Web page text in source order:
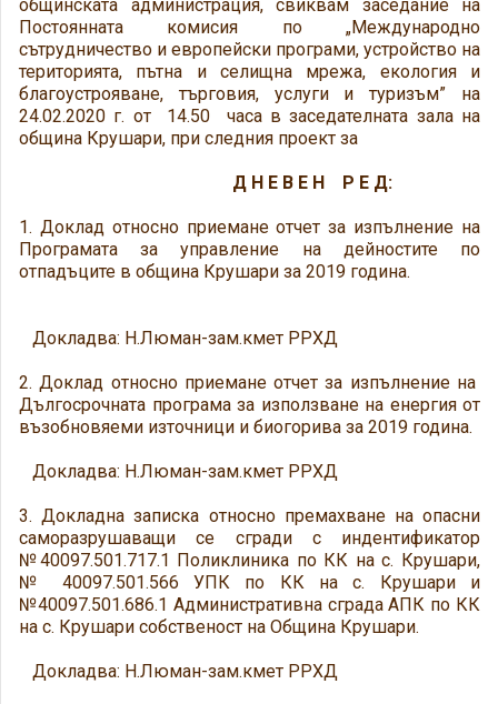
общинската администрация, свиквам заседание на
Постоянната комисия по „Международно
сътрудничество и европейски програми, устройство на
територията, пътна и селищна мрежа, екология и
благоустрояване, търговия, услуги и туризъм” на
24.02.2020 г. от 14.50 часа в заседателната зала на
община Крушари, при следния проект за
Д Н Е В Е Н Р Е Д:
1. Доклад относно приемане отчет за изпълнение на
Програмата за управление на дейностите по
отпадъците в община Крушари за 2019 година.
Докладва: Н.Люман-зам.кмет РРХД
2. Доклад относно приемане отчет за изпълнение на
Дългосрочната програма за използване на енергия от
възобновяеми източници и биогорива за 2019 година.
Докладва: Н.Люман-зам.кмет РРХД
3. Докладна записка относно премахване на опасни
саморазрушаващи се сгради с индентификатор
№40097.501.717.1 Поликлиника по КК на с. Крушари,
№ 40097.501.566 УПК по КК на с. Крушари и
№40097.501.686.1 Административна сграда АПК по КК
на с. Крушари собственост на Община Крушари.
Докладва: Н.Люман-зам.кмет РРХД